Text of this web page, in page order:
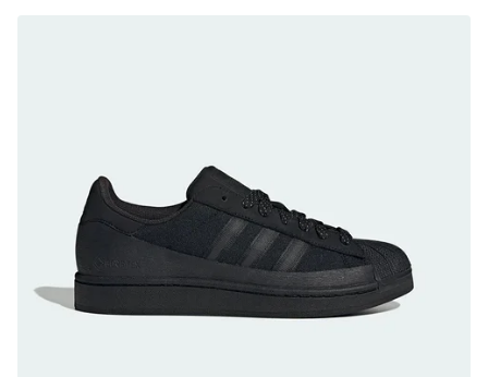
防水鞋推薦 10. PUMA Voyage NITRO™ 4
GORE-TEX：氮氣中底注入，回彈與防滑兼具的
全天候越野跑鞋
防水鞋推薦 11. On Cloudhorizon 2 WP：腳
感軟彈、搭載 Missiongrip™ 的防水輕越野鞋